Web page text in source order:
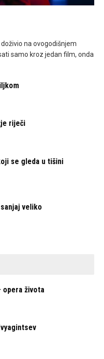
na ovogodišnjem
samo kroz jedan film, onda
riječi
se gleda u tišini
veliko
opera života